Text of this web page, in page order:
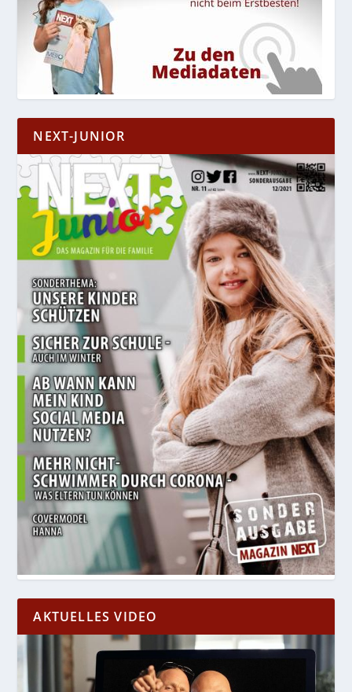
NEXT-JUNIOR
AKTUELLES VIDEO